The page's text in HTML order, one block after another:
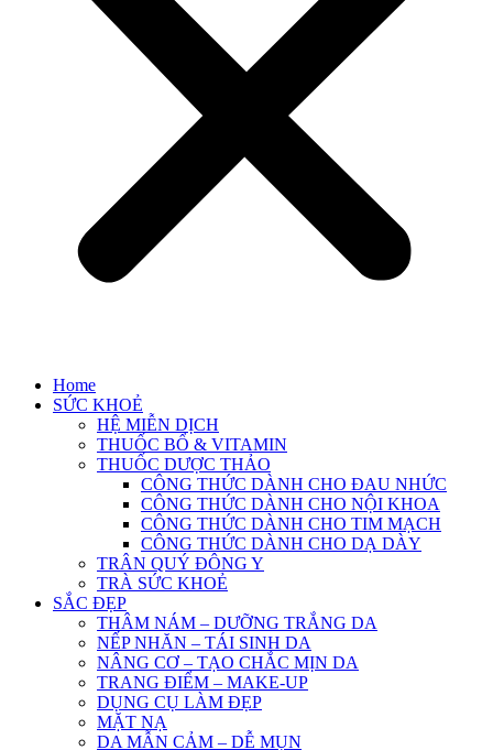
Home
SỨC KHOẺ
HỆ MIỄN DỊCH
THUỐC BỔ & VITAMIN
THUỐC DƯỢC THẢO
CÔNG THỨC DÀNH CHO ĐAU NHỨC
CÔNG THỨC DÀNH CHO NỘI KHOA
CÔNG THỨC DÀNH CHO TIM MẠCH
CÔNG THỨC DÀNH CHO DẠ DÀY
TRÂN QUÝ ĐÔNG Y
TRÀ SỨC KHOẺ
SẮC ĐẸP
THÂM NÁM – DƯỠNG TRẮNG DA
NẾP NHĂN – TÁI SINH DA
NÂNG CƠ – TẠO CHẮC MỊN DA
TRANG ĐIỂM – MAKE-UP
DỤNG CỤ LÀM ĐẸP
MẶT NẠ
DA MẪN CẢM – DỄ MỤN